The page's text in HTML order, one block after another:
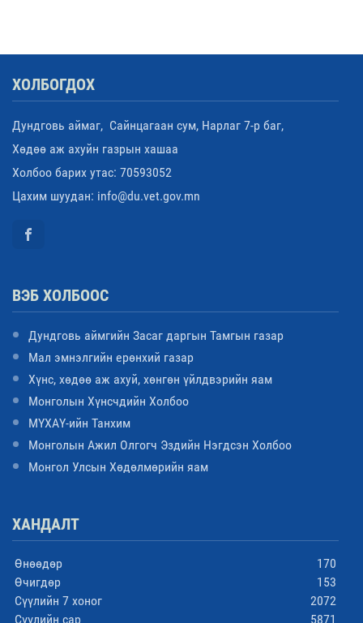
ХОЛБОГДОХ
Дундговь аймаг, Сайнцагаан сум, Нарлаг 7-р баг,
Хөдөө аж ахуйн газрын хашаа
Холбоо барих утас: 70593052
Цахим шуудан: info@du.vet.gov.mn
ВЭБ ХОЛБООС
Дундговь аймгийн Засаг даргын Тамгын газар
Мал эмнэлгийн ерөнхий газар
Хүнс, хөдөө аж ахуй, хөнгөн үйлдвэрийн яам
Монголын Хүнсчдийн Холбоо
МҮХАҮ-ийн Танхим
Монголын Ажил Олгогч Эздийн Нэгдсэн Холбоо
Монгол Улсын Хөдөлмөрийн яам
ХАНДАЛТ
Өнөөдөр
170
Өчигдөр
153
Сүүлийн 7 хоног
2072
Сүүлийн сар
5871